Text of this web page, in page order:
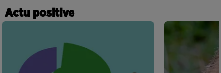
Actu positive